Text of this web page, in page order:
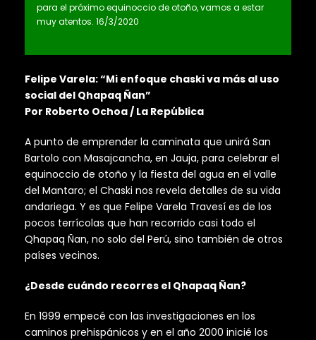
para el próximo equinoccio de otoño, vamos a estar
muy atentos. 16/3/2020
Felipe Varela: “Mi enfoque chaski va más al uso
social del Qhapaq Ñan”
Por Roberto Ochoa / La República
A punto de emprender la caminata que unirá San
Bartolo con Masajcancha, en Jauja, para celebrar el
equinoccio de otoño y la fiesta del agua en el valle
del Mantaro; el Chaski nos revela detalles de su vida
andariega. Y es que Felipe Varela Travesí es de los
pocos terrícolas que han recorrido casi todo el
Qhapaq Ñan, no solo del Perú, sino también de otros
países vecinos.
¿Desde cuándo recorres el Qhapaq Ñan?
En 1999 empecé con las investigaciones en los
caminos prehispánicos y en el año 2000 inicié los